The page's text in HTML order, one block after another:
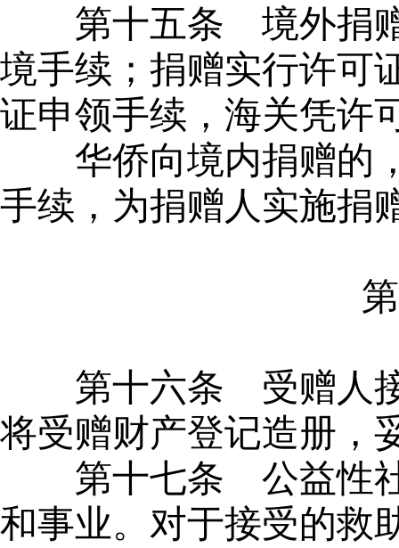
第十五条 境外捐
境手续；捐赠实行许可
证申领手续，海关凭许
华侨向境内捐赠的
手续，为捐赠人实施捐
第十六条 受赠人
将受赠财产登记造册，
第十七条 公益性
和事业。对于接受的救